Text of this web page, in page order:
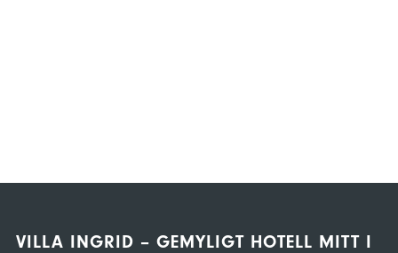
VILLA INGRID – GEMYLIGT HOTELL MITT I